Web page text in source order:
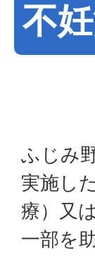
不
ふじみ
実施し
療）又
一部を